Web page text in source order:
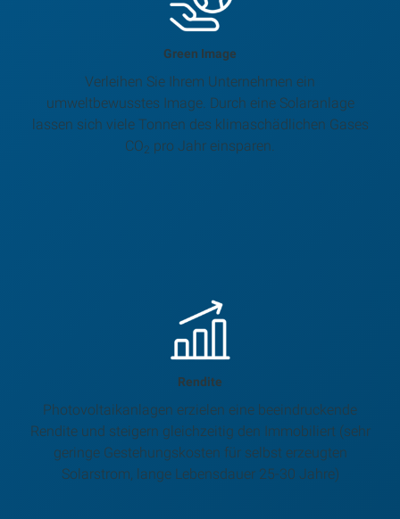
Green Image
Verleihen Sie Ihrem Unternehmen ein
umweltbewusstes Image. Durch eine Solaranlage
lassen sich viele Tonnen des klimaschädlichen Gases
CO2 pro Jahr einsparen.
Rendite
Photovoltaikanlagen erzielen eine beeindruckende
Rendite und steigern gleichzeitig den Immobiliert (sehr
geringe Gestehungskosten für selbst erzeugten
Solarstrom, lange Lebensdauer 25-30 Jahre)